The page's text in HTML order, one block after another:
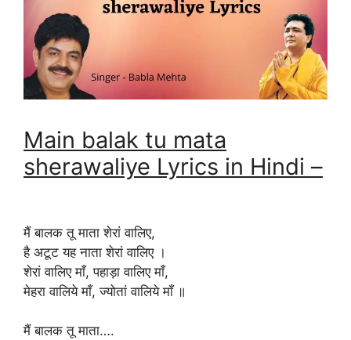
Main balak tu mata
sherawaliye Lyrics in Hindi –
मैं बालक तू माता शेरां वालिए,
है अटूट यह नाता शेरां वालिए ।
शेरां वालिए माँ, पहाड़ा वालिए माँ,
मेहरा वालिये माँ, ज्योतां वालिये माँ ॥
मैं बालक तू माता….